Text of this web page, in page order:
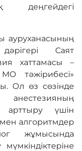
деңгейдегі
ауруханасының
дәрігері Саят
хаттамасы –
тәжірибесі»
Ол өз сөзінде
арттыру үшін
алгоритмдер
жұмысында